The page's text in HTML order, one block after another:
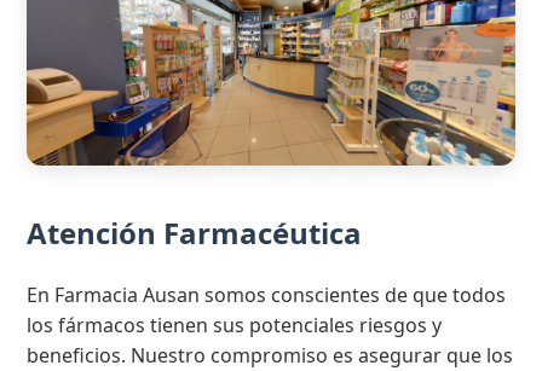
Atención Farmacéutica
En Farmacia Ausan somos conscientes de que todos
los fármacos tienen sus potenciales riesgos y
beneficios. Nuestro compromiso es asegurar que los